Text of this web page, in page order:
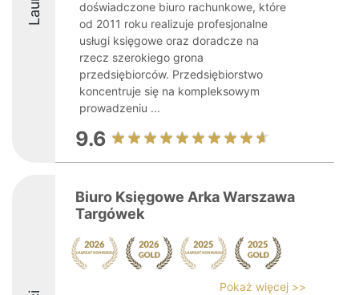
doświadczone biuro rachunkowe, które
od 2011 roku realizuje profesjonalne
usługi księgowe oraz doradcze na
rzecz szerokiego grona
przedsiębiorców. Przedsiębiorstwo
koncentruje się na kompleksowym
prowadzeniu ...
9.6
Biuro Księgowe Arka Warszawa
Targówek
Pokaż więcej >>